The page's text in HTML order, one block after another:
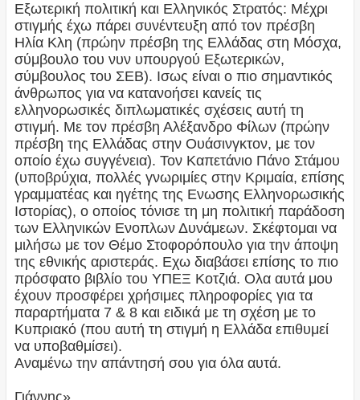
Εξωτερική πολιτική και Ελληνικός Στρατός: Μέχρι
στιγμής έχω πάρει συνέντευξη από τον πρέσβη
Ηλία Κλη (πρώην πρέσβη της Ελλάδας στη Μόσχα,
σύμβουλο του νυν υπουργού Εξωτερικών,
σύμβουλος του ΣΕΒ). Ισως είναι ο πιο σημαντικός
άνθρωπος για να κατανοήσει κανείς τις
ελληνορωσικές διπλωματικές σχέσεις αυτή τη
στιγμή. Με τον πρέσβη Αλέξανδρο Φίλων (πρώην
πρέσβη της Ελλάδας στην Ουάσινγκτον, με τον
οποίο έχω συγγένεια). Τον Καπετάνιο Πάνο Στάμου
(υποβρύχια, πολλές γνωριμίες στην Κριμαία, επίσης
γραμματέας και ηγέτης της Ενωσης Ελληνορωσικής
Ιστορίας), ο οποίος τόνισε τη μη πολιτική παράδοση
των Ελληνικών Ενοπλων Δυνάμεων. Σκέφτομαι να
μιλήσω με τον Θέμο Στοφορόπουλο για την άποψη
της εθνικής αριστεράς. Εχω διαβάσει επίσης το πιο
πρόσφατο βιβλίο του ΥΠΕΞ Κοτζιά. Ολα αυτά μου
έχουν προσφέρει χρήσιμες πληροφορίες για τα
παραρτήματα 7 & 8 και ειδικά με τη σχέση με το
Κυπριακό (που αυτή τη στιγμή η Ελλάδα επιθυμεί
να υποβαθμίσει).
Αναμένω την απάντησή σου για όλα αυτά.